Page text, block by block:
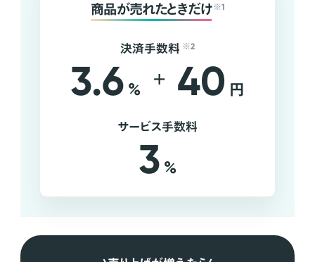
商品が売れたときだけ ※1
決済手数料 ※2
3.6 % + 40 円
サービス手数料
3 %